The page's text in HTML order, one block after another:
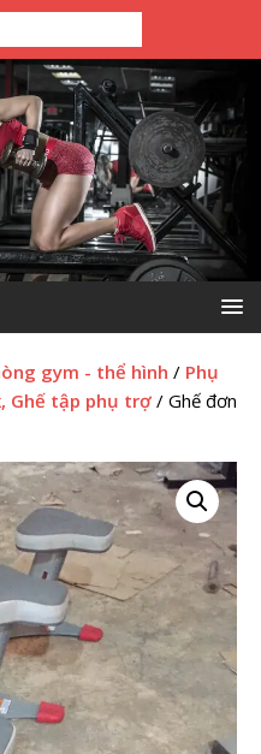
gym - thể hình / Phụ
Ghế tập phụ trợ/ Ghế đơn